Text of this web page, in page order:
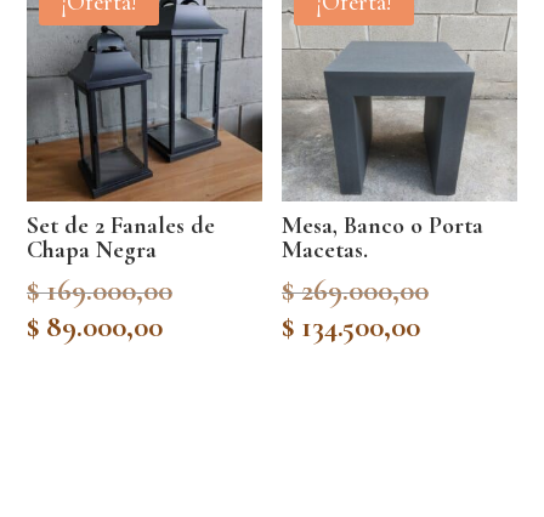
Set de 2 Fanales de
Chapa Negra
$169.000,00Original
$ 89.000,00Current
Mesa, Banco o Porta
Macetas.
$269.000,00Original
$ 134.500,00Current